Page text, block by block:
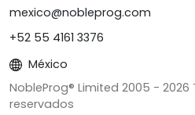
mexico@nobleprog.com
+52 55 4161 3376
México
NobleProg® Limited 2005 - 2026
reservados